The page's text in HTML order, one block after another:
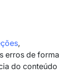
,
erros de forma
do conteúdo